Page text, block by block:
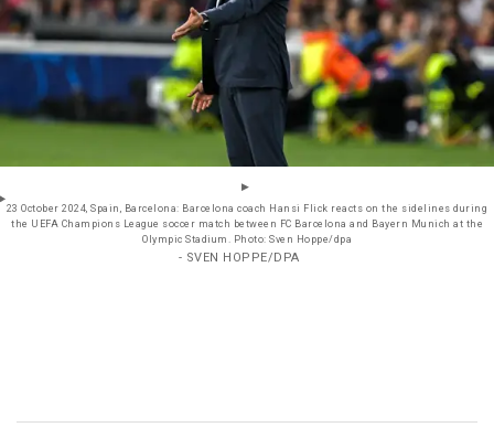
23 October 2024, Spain, Barcelona: Barcelona coach Hansi Flick reacts on the sidelines during
the UEFA Champions League soccer match between FC Barcelona and Bayern Munich at the
Olympic Stadium. Photo: Sven Hoppe/dpa
- SVEN HOPPE/DPA